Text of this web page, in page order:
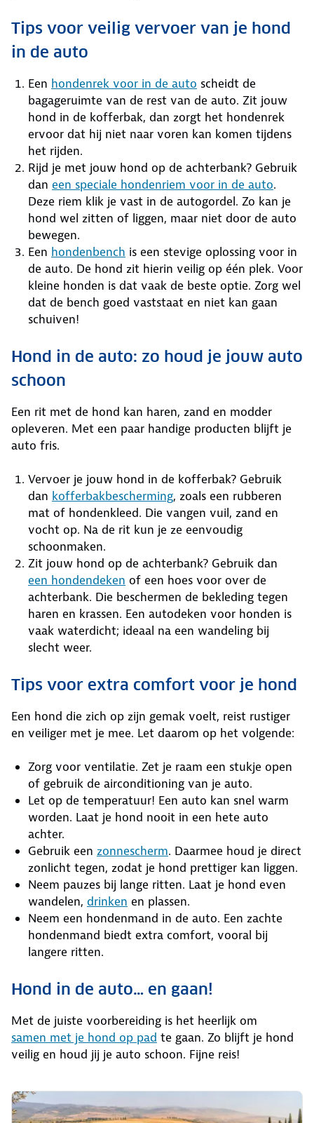
Tips voor veilig vervoer van je hond
in de auto
Een hondenrek voor in de auto scheidt de
bagageruimte van de rest van de auto. Zit jouw
hond in de kofferbak, dan zorgt het hondenrek
ervoor dat hij niet naar voren kan komen tijdens
het rijden.
Rijd je met jouw hond op de achterbank? Gebruik
dan een speciale hondenriem voor in de auto.
Deze riem klik je vast in de autogordel. Zo kan je
hond wel zitten of liggen, maar niet door de auto
bewegen.
Een hondenbench is een stevige oplossing voor in
de auto. De hond zit hierin veilig op één plek. Voor
kleine honden is dat vaak de beste optie. Zorg wel
dat de bench goed vaststaat en niet kan gaan
schuiven!
Hond in de auto: zo houd je jouw auto
schoon
Een rit met de hond kan haren, zand en modder
opleveren. Met een paar handige producten blijft je
auto fris.
Vervoer je jouw hond in de kofferbak? Gebruik
dan kofferbakbescherming, zoals een rubberen
mat of hondenkleed. Die vangen vuil, zand en
vocht op. Na de rit kun je ze eenvoudig
schoonmaken.
Zit jouw hond op de achterbank? Gebruik dan
een hondendeken of een hoes voor over de
achterbank. Die beschermen de bekleding tegen
haren en krassen. Een autodeken voor honden is
vaak waterdicht; ideaal na een wandeling bij
slecht weer.
Tips voor extra comfort voor je hond
Een hond die zich op zijn gemak voelt, reist rustiger
en veiliger met je mee. Let daarom op het volgende:
Zorg voor ventilatie. Zet je raam een stukje open
of gebruik de airconditioning van je auto.
Let op de temperatuur! Een auto kan snel warm
worden. Laat je hond nooit in een hete auto
achter.
Gebruik een zonnescherm. Daarmee houd je direct
zonlicht tegen, zodat je hond prettiger kan liggen.
Neem pauzes bij lange ritten. Laat je hond even
wandelen, drinken en plassen.
Neem een hondenmand in de auto. Een zachte
hondenmand biedt extra comfort, vooral bij
langere ritten.
Hond in de auto… en gaan!
Met de juiste voorbereiding is het heerlijk om
samen met je hond op pad te gaan. Zo blijft je hond
veilig en houd jij je auto schoon. Fijne reis!